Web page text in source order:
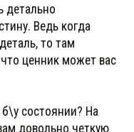
детально
Ведь когда
то там
ценник может вас
состоянии? На
довольно четкую